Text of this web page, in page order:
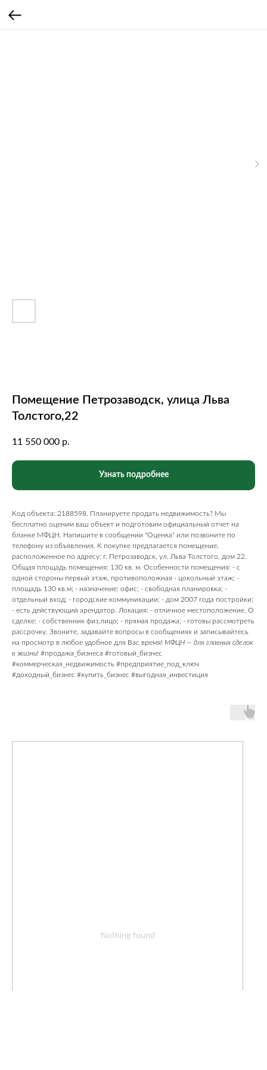
Помещение Петрозаводск, улица Льва
Толстого,22
11 550 000 р.
Узнать подробнее
Код объекта: 2188598. Планируете продать недвижимость? Мы
бесплатно оценим ваш объект и подготовим официальный отчет на
бланке МФЦН. Напишите в сообщении "Оценка" или позвоните по
телефону из объявления. К покупке предлагается помещение,
расположенное по адресу: г. Петрозаводск, ул. Льва Толстого, дом 22.
Общая площадь помещения: 130 кв. м. Особенности помещения: - с
одной стороны первый этаж, противоположная - цокольный этаж; -
площадь 130 кв.м; - назначение: офис; - свободная планировка; -
отдельный вход; - городские коммуникации; - дом 2007 года постройки;
- есть действующий арендатор. Локация: - отличное местоположение. О
сделке: - собственник физ.лицо; - прямая продажа; - готовы рассмотреть
рассрочку. Звоните, задавайте вопросы в сообщениях и записывайтесь
на просмотр в любое удобное для Вас время! МФЦН — для главных сделок
в жизни! #продажа_бизнеса #готовый_бизнес
#коммерческая_недвижимость #предприятие_под_ключ
#доходный_бизнес #купить_бизнес #выгодная_инвестиция
Nothing found